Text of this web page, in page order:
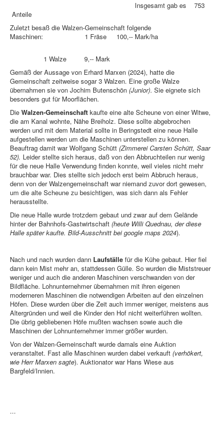
Insgesamt gab es 753
Anteile
Zuletzt besaß die Walzen-Gemeinschaft folgende
Maschinen: 1 Fräse 100,-- Mark/ha
1 Walze 9,-- Mark
Gemäß der Aussage von Erhard Marxen (2024), hatte die
Gemeinschaft zeitweise sogar 3 Walzen. Eine große Walze
übernahmen sie von Jochim Butenschön (Junior). Sie eignete sich
besonders gut für Moorflächen.
Die Walzen-Gemeinschaft kaufte eine alte Scheune von einer Witwe,
die am Kanal wohnte, Nähe Breiholz. Diese sollte abgebrochen
werden und mit dem Material sollte in Beringstedt eine neue Halle
aufgestellen werden um die Maschinen unterstellen zu können.
Beauftrag damit war Wolfgang Schütt (Zimmerei Carsten Schütt, Saar
52). Leider stellte sich heraus, daß von den Abbruchteilen nur wenig
für die neue Halle Verwendung finden konnte, weil vieles nicht mehr
brauchbar war. Dies stellte sich jedoch erst beim Abbruch heraus,
denn von der Walzengemeinschaft war niemand zuvor dort gewesen,
um die alte Scheune zu besichtigen, was sich dann als Fehler
herausstellte.
Die neue Halle wurde trotzdem gebaut und zwar auf dem Gelände
hinter der Bahnhofs-Gastwirtschaft (heute Willi Quednau, der diese
Halle später kaufte. Bild-Ausschnitt bei google maps 2024).
Nach und nach wurden dann Laufställe für die Kühe gebaut. Hier fiel
dann kein Mist mehr an, stattdessen Gülle. So wurden die Miststreuer
weniger und auch die anderen Maschinen verschwanden von der
Bildfläche. Lohnunternehmer übernahmen mit ihren eigenen
moderneren Maschinen die notwendigen Arbeiten auf den einzelnen
Höfen. Diese wurden über die Zeit auch immer weniger, meistens aus
Altergründen und weil die Kinder den Hof nicht weiterführen wollten.
Die übrig gebliebenen Höfe mußten wachsen sowie auch die
Maschinen der Lohnunternehmer immer größer wurden.
Von der Walzen-Gemeinschaft wurde damals eine Auktion
veranstaltet. Fast alle Maschinen wurden dabei verkauft (verhökert,
wie Herr Marxen sagte). Auktionator war Hans Wiese aus
Bargfeld/Innien.
...